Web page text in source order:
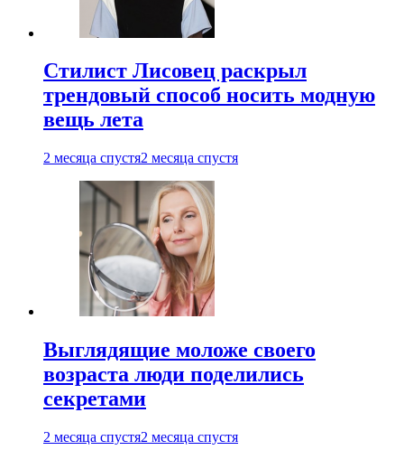
Стилист Лисовец раскрыл
трендовый способ носить модную
вещь лета
2 месяца спустя2 месяца спустя
Выглядящие моложе своего
возраста люди поделились
секретами
2 месяца спустя2 месяца спустя